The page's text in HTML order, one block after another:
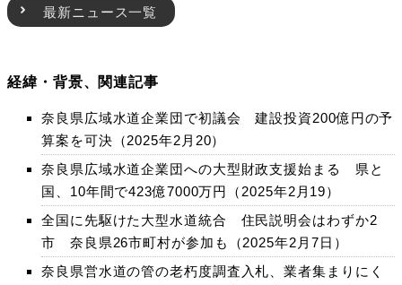
最新ニュース一覧
経緯・背景、関連記事
奈良県広域水道企業団で初議会 建設投資200億円の予
算案を可決（2025年2月20）
奈良県広域水道企業団への大型財政支援始まる 県と
国、10年間で423億7000万円（2025年2月19）
全国に先駆けた大型水道統合 住民説明会はわずか2
市 奈良県26市町村が参加も（2025年2月7日）
奈良県営水道の管の老朽度調査入札、業者集まりにく